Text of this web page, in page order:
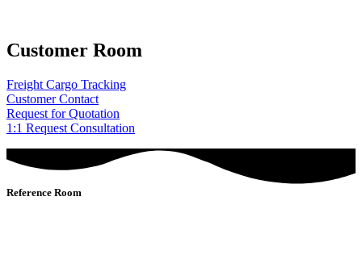
Customer Room
Freight Cargo Tracking
Customer Contact
Request for Quotation
1:1 Request Consultation
Reference Room